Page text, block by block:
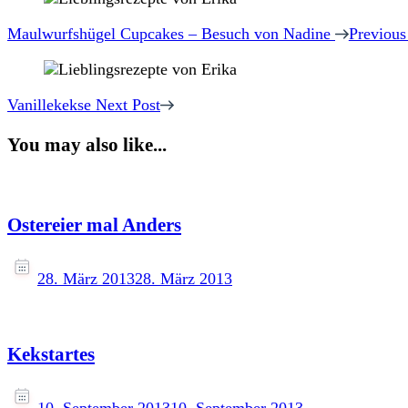
Navigation
Maulwurfshügel Cupcakes – Besuch von Nadine
Vanillekekse Next Post
You may also like...
Ostereier mal Anders
28. März 201328. März 2013
Kekstartes